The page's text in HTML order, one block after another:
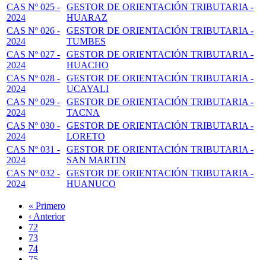
CAS Nº 025 -
2024
GESTOR DE ORIENTACIÓN TRIBUTARIA -
HUARAZ
CAS Nº 026 -
2024
GESTOR DE ORIENTACIÓN TRIBUTARIA -
TUMBES
CAS Nº 027 -
2024
GESTOR DE ORIENTACIÓN TRIBUTARIA -
HUACHO
CAS Nº 028 -
2024
GESTOR DE ORIENTACIÓN TRIBUTARIA -
UCAYALI
CAS Nº 029 -
2024
GESTOR DE ORIENTACIÓN TRIBUTARIA -
TACNA
CAS Nº 030 -
2024
GESTOR DE ORIENTACIÓN TRIBUTARIA -
LORETO
CAS Nº 031 -
2024
GESTOR DE ORIENTACIÓN TRIBUTARIA -
SAN MARTIN
CAS Nº 032 -
2024
GESTOR DE ORIENTACIÓN TRIBUTARIA -
HUANUCO
Paginación
Primera
página
« Primero
Página
anterior
‹ Anterior
Page
72
Page
73
Page
74